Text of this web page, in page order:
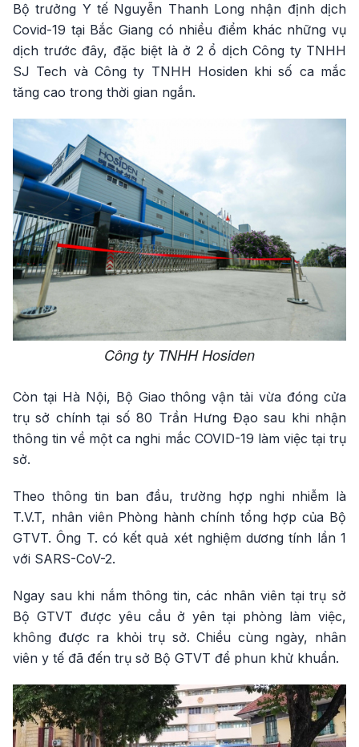
Bộ trưởng Y tế Nguyễn Thanh Long nhận định dịch
Covid-19 tại Bắc Giang có nhiều điểm khác những vụ
dịch trước đây, đặc biệt là ở 2 ổ dịch Công ty TNHH
SJ Tech và Công ty TNHH Hosiden khi số ca mắc
tăng cao trong thời gian ngắn.
Công ty TNHH Hosiden
Còn tại Hà Nội, Bộ Giao thông vận tải vừa đóng cửa
trụ sở chính tại số 80 Trần Hưng Đạo sau khi nhận
thông tin về một ca nghi mắc COVID-19 làm việc tại trụ
sở.
Theo thông tin ban đầu, trường hợp nghi nhiễm là
T.V.T, nhân viên Phòng hành chính tổng hợp của Bộ
GTVT. Ông T. có kết quả xét nghiệm dương tính lần 1
với SARS-CoV-2.
Ngay sau khi nắm thông tin, các nhân viên tại trụ sở
Bộ GTVT được yêu cầu ở yên tại phòng làm việc,
không được ra khỏi trụ sở. Chiều cùng ngày, nhân
viên y tế đã đến trụ sở Bộ GTVT để phun khử khuẩn.